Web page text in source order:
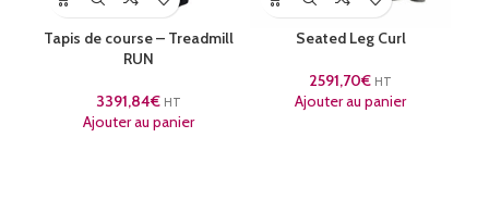
Tapis de course – Treadmill
RUN
3391,84€ HT
Ajouter au panier
Seated Leg Curl
2591,70€ HT
Ajouter au panier